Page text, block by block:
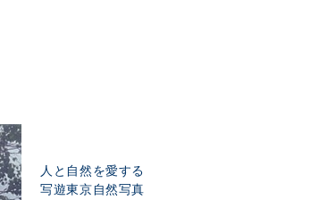
人と自然を愛する
写遊東京自然写真